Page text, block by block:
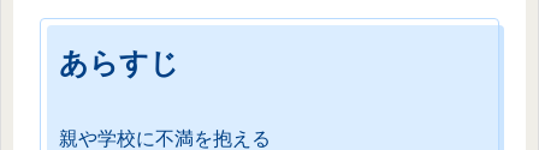
あらすじ
親や学校に不満を抱える